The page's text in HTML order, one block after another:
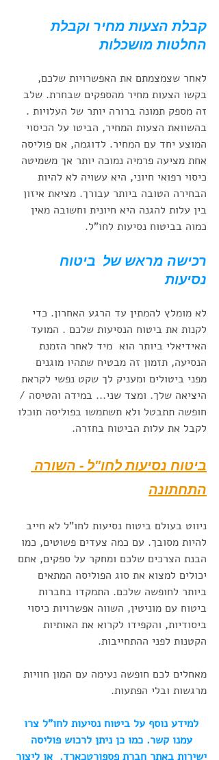
קבלת הצעות מחיר וקבלת
החלטות מושכלות
לאחר שצמצמתם את האפשרויות שלכם,
בקשו הצעות מחיר מהספקים שבחרת. שלב
זה מספק תמונה ברורה יותר של העלויות .
בהשוואת הצעות המחיר, הביטו על הכיסוי
המוצע יחד עם המחיר. לדוגמה, אם פוליסה
אחת מציעה פרמיה נמוכה יותר אך משמיטה
כיסוי רפואי חיוני, היא עשויה לא להיות
הבחירה הטובה ביותר עבורך. מציאת איזון
בין עלות להגנה היא חיונית וחשובה מאין
כמוה בביטוח נסיעות לחו"ל.
רכישה מראש של  ביטוח
נסיעות
לא מומלץ להמתין עד הרגע האחרון. כדי
לקנות את ביטוח הנסיעות שלכם . המועד
האידיאלי ביותר הוא  מיד לאחר הזמנת
הנסיעה, תזמון זה מבטיח שתהיו מוגנים
מפני ביטולים ומעניק לך שקט נפשי לקראת
היציאה שלך. ומצד שני... במידה והטיסה /
חופשה תתבטל ולא תשתמשו בפוליסה תוכלו
לקבל את עלות הביטוח בחזרה.
ביטוח נסיעות לחו"ל - השורה
התחתונה
ניווט בעולם ביטוח נסיעות לחו"ל לא חייב
להיות מסובך. עם כמה צעדים פשוטים, כמו
הבנת הצרכים שלכם ומחקר על ספקים, אתם
יכולים למצוא את סוג הפוליסה המתאים
ביותר לחופשה שלכם. התמקדו בחברות
ביטוח עם מוניטין, השווה אפשרויות כיסוי
ביסודיות, והקפידו לקרוא את האותיות
הקטנות לפני ההתחייבות.
מאחלים לכם חופשה נעימה עם המון חוויות
מרגשות ובלי הפתעות.
למידע נוסף על ביטוח נסיעות לחו"ל צרו
עמנו קשר. כמו כן ניתן לרכוש פוליסה
ישירות באתר חברת פספורטכארד. או ליצור